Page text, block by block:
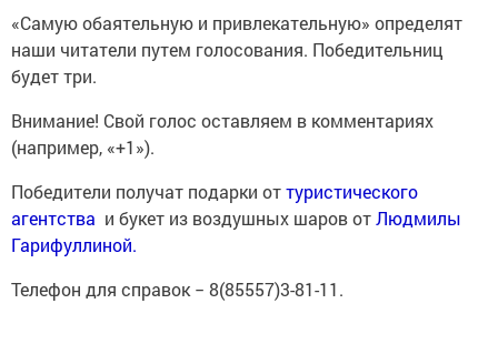
«Самую обаятельную и привлекательную» определят
наши читатели путем голосования. Победительниц
будет три.
Внимание! Свой голос оставляем в комментариях
(например, «+1»).
Победители получат подарки оттуристического
агентства и букет из воздушных шаров отЛюдмилы
Гарифуллиной.
Телефон для справок − 8(85557)3-81-11.